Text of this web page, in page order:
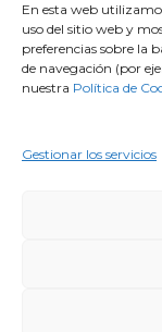
En esta web
uso del sitio web y
preferencias sobre la
de navegación (por
nuestra Política de
Gestionar los servicios
Nota: La
en base a tu
¡Esta reunión
©